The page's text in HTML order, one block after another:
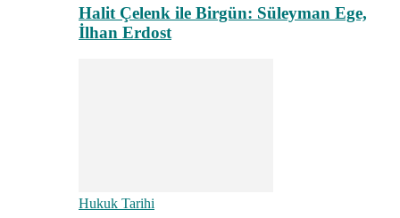
Halit Çelenk ile Birgün: Süleyman Ege,
İlhan Erdost
Hukuk Tarihi